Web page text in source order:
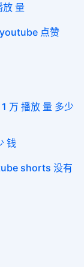
量
点赞
万 播放 量 多少
钱
shorts 没有